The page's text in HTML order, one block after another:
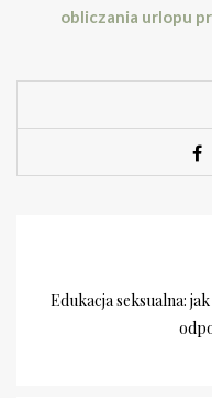
obliczania urlopu
Edukacja seksualna: